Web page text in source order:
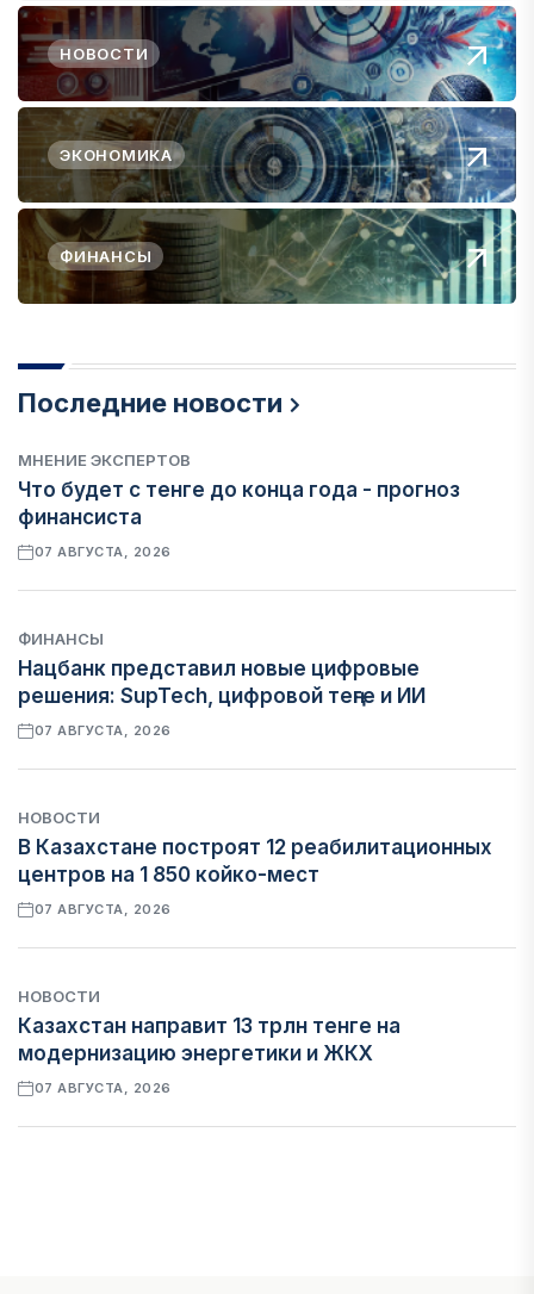
НОВОСТИ
ЭКОНОМИКА
ФИНАНСЫ
Последние новости
МНЕНИЕ ЭКСПЕРТОВ
Что будет с тенге до конца года - прогноз
финансиста
07 АВГУСТА, 2026
ФИНАНСЫ
Нацбанк представил новые цифровые
решения: SupTech, цифровой теңге и ИИ
07 АВГУСТА, 2026
НОВОСТИ
В Казахстане построят 12 реабилитационных
центров на 1 850 койко-мест
07 АВГУСТА, 2026
НОВОСТИ
Казахстан направит 13 трлн тенге на
модернизацию энергетики и ЖКХ
07 АВГУСТА, 2026